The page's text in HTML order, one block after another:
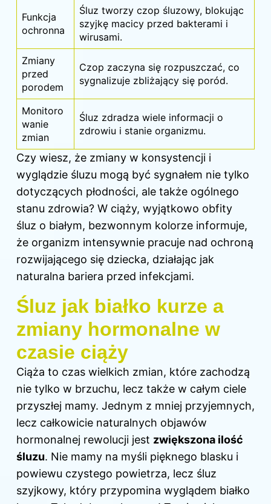
Funkcja
ochronna
Śluz tworzy czop śluzowy, blokując
szyjkę macicy przed bakterami i
wirusami.
Zmiany
przed
porodem
Czop zaczyna się rozpuszczać, co
sygnalizuje zbliżający się poród.
Monitoro
wanie
zmian
Śluz zdradza wiele informacji o
zdrowiu i stanie organizmu.
Czy wiesz, że zmiany w konsystencji i
wyglądzie śluzu mogą być sygnałem nie tylko
dotyczących płodności, ale także ogólnego
stanu zdrowia? W ciąży, wyjątkowo obfity
śluz o białym, bezwonnym kolorze informuje,
że organizm intensywnie pracuje nad ochroną
rozwijającego się dziecka, działając jak
naturalna bariera przed infekcjami.
Śluz jak białko kurze a
zmiany hormonalne w
czasie ciąży
Ciąża to czas wielkich zmian, które zachodzą
nie tylko w brzuchu, lecz także w całym ciele
przyszłej mamy. Jednym z mniej przyjemnych,
lecz całkowicie naturalnych objawów
hormonalnej rewolucji jest zwiększona ilość
śluzu. Nie mamy na myśli pięknego blasku i
powiewu czystego powietrza, lecz śluz
szyjkowy, który przypomina wyglądem białko